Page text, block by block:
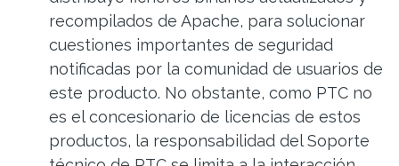
recompilados de Apache, para solucionar
cuestiones importantes de seguridad
notificadas por la comunidad de usuarios de
este producto. No obstante, como PTC no
es el concesionario de licencias de estos
productos, la responsabilidad del Soporte